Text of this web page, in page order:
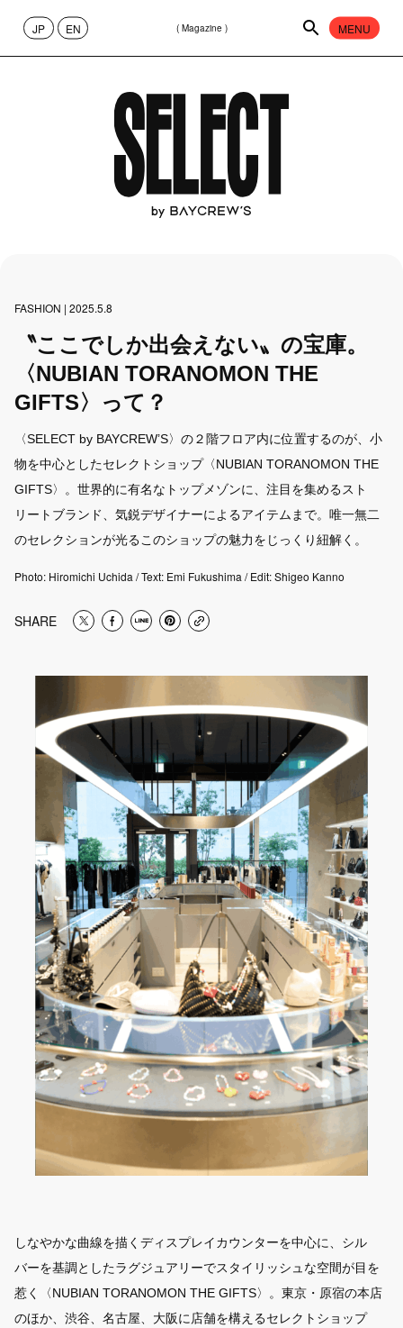
CONTENT
ABOUT
FASHION
13 PEOPLE
17
ART
FOOD
159
SNAP
STAFF BLOG
SEARCH
LINKS
BAYCREW’S STORE COMPANY SITE
虎ノ門の進化を加速する、
“人”を繋ぐ新しいセレクトショップ。
JP EN ( Magazine ) MENU
FASHION | 2025.5.8
〝ここでしか出会えない〟の宝庫。
〈NUBIAN TORANOMON THE
GIFTS〉って？
〈SELECT by BAYCREW’S〉の２階フロア内に位置するのが、小
物を中心としたセレクトショップ〈NUBIAN TORANOMON THE
GIFTS〉。世界的に有名なトップメゾンに、注目を集めるスト
リートブランド、気鋭デザイナーによるアイテムまで。唯一無二
のセレクションが光るこのショップの魅力をじっくり紐解く。
Photo: Hiromichi Uchida / Text: Emi Fukushima / Edit: Shigeo Kanno
SHARE
しなやかな曲線を描くディスプレイカウンターを中心に、シル
バーを基調としたラグジュアリーでスタイリッシュな空間が目を
惹く〈NUBIAN TORANOMON THE GIFTS〉。東京・原宿の本店
のほか、渋谷、名古屋、大阪に店舗を構えるセレクトショップ